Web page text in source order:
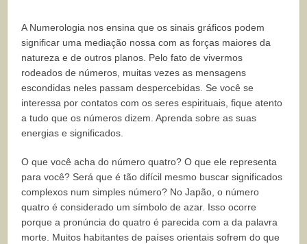
A Numerologia nos ensina que os sinais gráficos podem
significar uma mediação nossa com as forças maiores da
natureza e de outros planos. Pelo fato de vivermos
rodeados de números, muitas vezes as mensagens
escondidas neles passam despercebidas. Se você se
interessa por contatos com os seres espirituais, fique atento
a tudo que os números dizem. Aprenda sobre as suas
energias e significados.
O que você acha do número quatro? O que ele representa
para você? Será que é tão difícil mesmo buscar significados
complexos num simples número? No Japão, o número
quatro é considerado um símbolo de azar. Isso ocorre
porque a pronúncia do quatro é parecida com a da palavra
morte. Muitos habitantes de países orientais sofrem do que